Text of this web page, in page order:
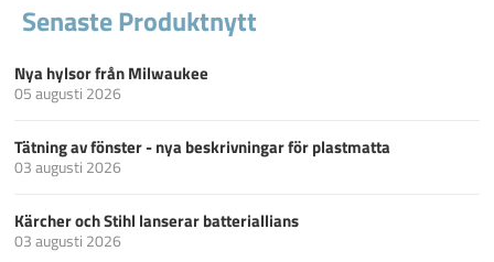
Senaste Produktnytt
Nya hylsor från Milwaukee
05 augusti 2026
Tätning av fönster - nya beskrivningar för plastmatta
03 augusti 2026
Kärcher och Stihl lanserar batteriallians
03 augusti 2026